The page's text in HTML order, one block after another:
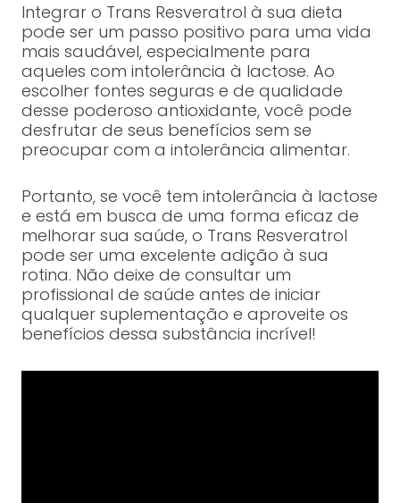
Integrar o Trans Resveratrol à sua dieta
pode ser um passo positivo para uma vida
mais saudável, especialmente para
aqueles com intolerância à lactose. Ao
escolher fontes seguras e de qualidade
desse poderoso antioxidante, você pode
desfrutar de seus benefícios sem se
preocupar com a intolerância alimentar.
Portanto, se você tem intolerância à lactose
e está em busca de uma forma eficaz de
melhorar sua saúde, o Trans Resveratrol
pode ser uma excelente adição à sua
rotina. Não deixe de consultar um
profissional de saúde antes de iniciar
qualquer suplementação e aproveite os
benefícios dessa substância incrível!